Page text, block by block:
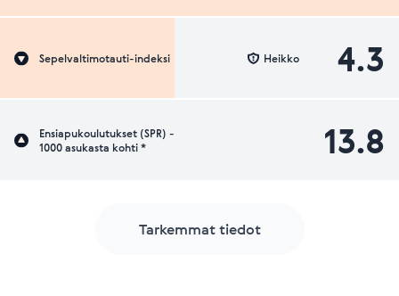
Sepelvaltimotauti-indeksi 4.3
Heikko
Ensiapukoulutukset (SPR) -
1000 asukasta kohti *
13.8
Tarkemmat tiedot